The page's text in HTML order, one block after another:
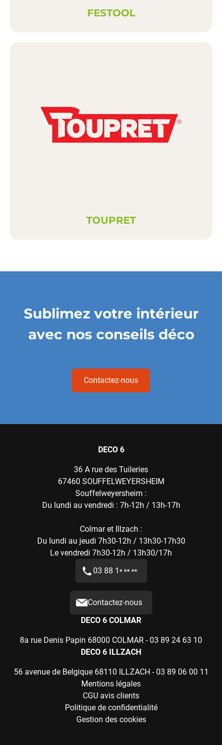
FESTOOL
TOUPRET
Sublimez votre intérieur
avec nos conseils déco
Contactez-nous
DECO 6
36 A rue des Tuileries
67460 SOUFFELWEYERSHEIM
Souffelweyersheim :
Du lundi au vendredi : 7h-12h / 13h-17h
Colmar et Illzach :
Du lundi au jeudi 7h30-12h / 13h30-17h30
Le vendredi 7h30-12h / 13h30/17h
03 88 1* ** **
Contactez-nous
DECO 6 COLMAR
8a rue Denis Papin 68000 COLMAR - 03 89 24 63 10
DECO 6 ILLZACH
56 avenue de Belgique 68110 ILLZACH - 03 89 06 00 11
Mentions légales
CGU avis clients
Politique de confidentialité
Gestion des cookies